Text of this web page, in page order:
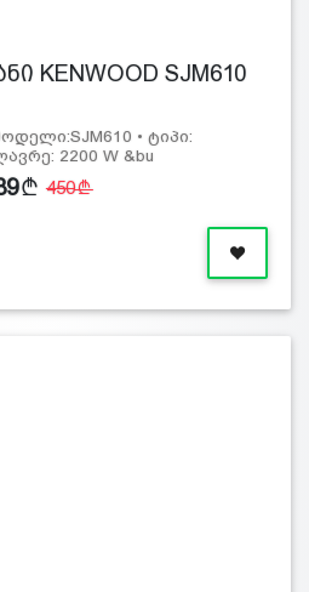
KENWOOD SJM610
• ტიპი:
2200 W &bu
450